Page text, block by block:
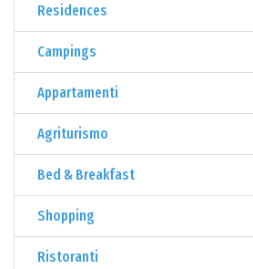
Residences
Campings
Appartamenti
Agriturismo
Bed & Breakfast
Shopping
Ristoranti